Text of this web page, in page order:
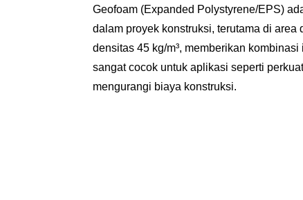
Geofoam (Expanded Polystyrene/EPS)
dalam proyek konstruksi, terutama di
densitas 45 kg/m³, memberikan
sangat cocok untuk aplikasi seperti
mengurangi biaya konstruksi.